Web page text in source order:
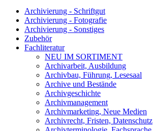
Archivierung - Schriftgut
Archivierung - Fotografie
Archivierung - Sonstiges
Zubehör
Fachliteratur
NEU IM SORTIMENT
Archivarbeit, Ausbildung
Archivbau, Führung, Lesesaal
Archive und Bestände
Archivgeschichte
Archivmanagement
Archivmarketing, Neue Medien
Archivrecht, Fristen, Datenschutz